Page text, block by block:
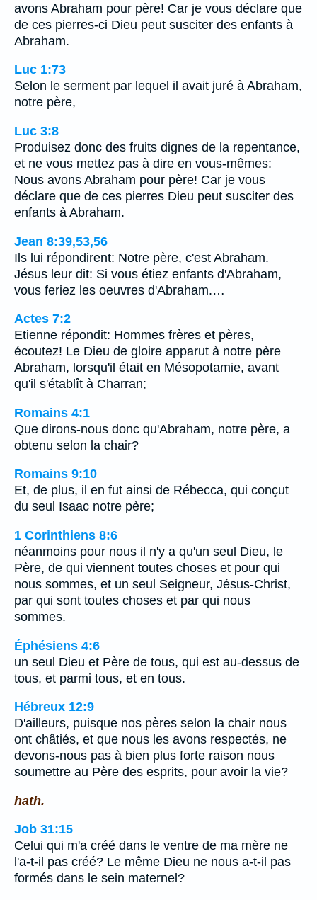
avons Abraham pour père! Car je vous déclare que
de ces pierres-ci Dieu peut susciter des enfants à
Abraham.
Luc 1:73
Selon le serment par lequel il avait juré à Abraham,
notre père,
Luc 3:8
Produisez donc des fruits dignes de la repentance,
et ne vous mettez pas à dire en vous-mêmes:
Nous avons Abraham pour père! Car je vous
déclare que de ces pierres Dieu peut susciter des
enfants à Abraham.
Jean 8:39,53,56
Ils lui répondirent: Notre père, c'est Abraham.
Jésus leur dit: Si vous étiez enfants d'Abraham,
vous feriez les oeuvres d'Abraham.…
Actes 7:2
Etienne répondit: Hommes frères et pères,
écoutez! Le Dieu de gloire apparut à notre père
Abraham, lorsqu'il était en Mésopotamie, avant
qu'il s'établît à Charran;
Romains 4:1
Que dirons-nous donc qu'Abraham, notre père, a
obtenu selon la chair?
Romains 9:10
Et, de plus, il en fut ainsi de Rébecca, qui conçut
du seul Isaac notre père;
1 Corinthiens 8:6
néanmoins pour nous il n'y a qu'un seul Dieu, le
Père, de qui viennent toutes choses et pour qui
nous sommes, et un seul Seigneur, Jésus-Christ,
par qui sont toutes choses et par qui nous
sommes.
Éphésiens 4:6
un seul Dieu et Père de tous, qui est au-dessus de
tous, et parmi tous, et en tous.
Hébreux 12:9
D'ailleurs, puisque nos pères selon la chair nous
ont châtiés, et que nous les avons respectés, ne
devons-nous pas à bien plus forte raison nous
soumettre au Père des esprits, pour avoir la vie?
hath.
Job 31:15
Celui qui m'a créé dans le ventre de ma mère ne
l'a-t-il pas créé? Le même Dieu ne nous a-t-il pas
formés dans le sein maternel?